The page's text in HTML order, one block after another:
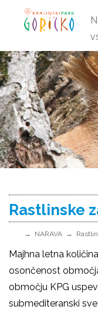
Rastlinske
NARAVA
Majhna letna
osončenost
območju KPG
submediteranski